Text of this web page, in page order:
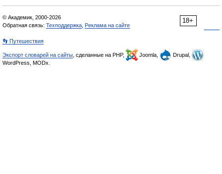
18+
© Академик, 2000-2026
Обратная связь: Техподдержка Реклама на сайте
👣 Путешествия
Экспорт словарей на сайты , сделанные на PHP, Joomla,
Drupal,
WordPress, MODx.